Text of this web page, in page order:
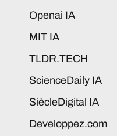
Openai IA
MIT IA
TLDR.TECH
ScienceDaily IA
SiècleDigital IA
Developpez.com